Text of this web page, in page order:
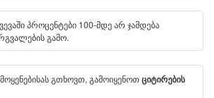
პროცენტები 100-მდე არ ჯამდება
გამო.
გთხოვთ, გამოიყენოთ ციტირების